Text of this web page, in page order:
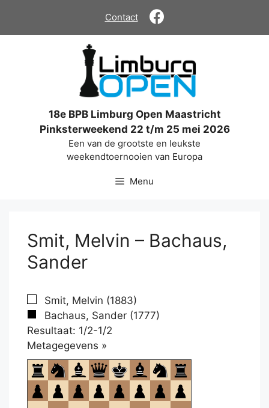
de
Contact
18e BPB Limburg Open Maastricht
Pinksterweekend 22 t/m 25 mei 2026
Een van de grootste en leukste
weekendtoernooien van Europa
Menu
Smit, Melvin – Bachaus,
Sander
Smit, Melvin (1883)
Bachaus, Sander (1777)
Resultaat: 1/2-1/2
Metagegevens »
om
te
openen.